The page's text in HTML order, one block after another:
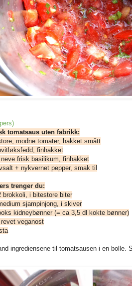
tomatsaus uten fabrikk:
modne tomater, hakket smått
finhakket
neve frisk basilikum, finhakket
+ nykvernet pepper, smak til
trenger du:
brokkoli, i bitestore biter
sjampinjong, i skiver
kidneybønner (= ca 3,5 dl kokte bønner)
revet veganost
ingrediensene til tomatsausen i en bolle.